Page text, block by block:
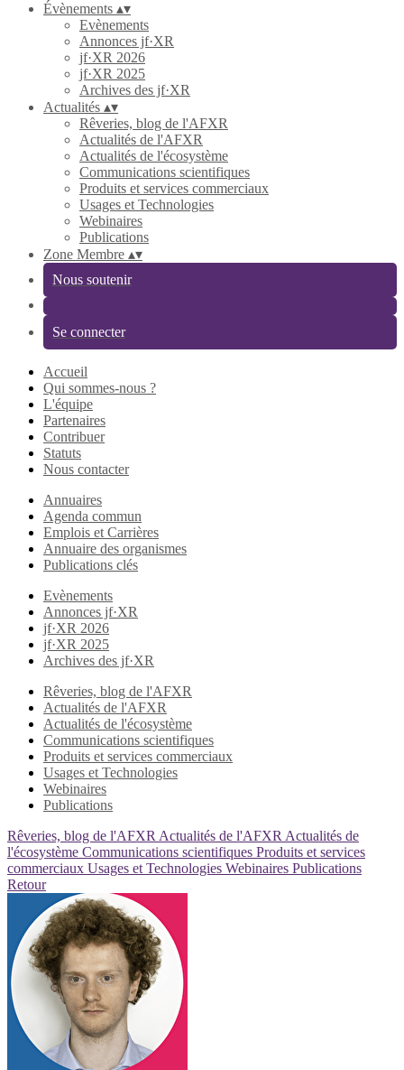
Évènements ▴▾
Evènements
Annonces jf·XR
jf·XR 2026
jf·XR 2025
Archives des jf·XR
Actualités ▴▾
Rêveries, blog de l'AFXR
Actualités de l'AFXR
Actualités de l'écosystème
Communications scientifiques
Produits et services commerciaux
Usages et Technologies
Webinaires
Publications
Zone Membre ▴▾
Nous soutenir
Se connecter
Accueil
Qui sommes-nous ?
L'équipe
Partenaires
Contribuer
Statuts
Nous contacter
Annuaires
Agenda commun
Emplois et Carrières
Annuaire des organismes
Publications clés
Evènements
Annonces jf·XR
jf·XR 2026
jf·XR 2025
Archives des jf·XR
Rêveries, blog de l'AFXR
Actualités de l'AFXR
Actualités de l'écosystème
Communications scientifiques
Produits et services commerciaux
Usages et Technologies
Webinaires
Publications
Rêveries, blog de l'AFXR Actualités de l'AFXR Actualités de
l'écosystème Communications scientifiques Produits et services
commerciaux Usages et Technologies Webinaires Publications
Retour